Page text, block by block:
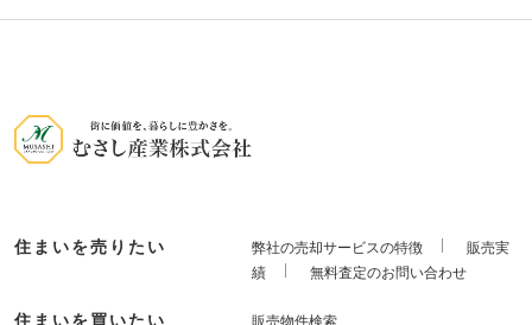
住まいを売りたい 弊社の売却サービスの特徴
販売実
績
無料査定のお問い合わせ
住まいを買いたい 販売物件検索